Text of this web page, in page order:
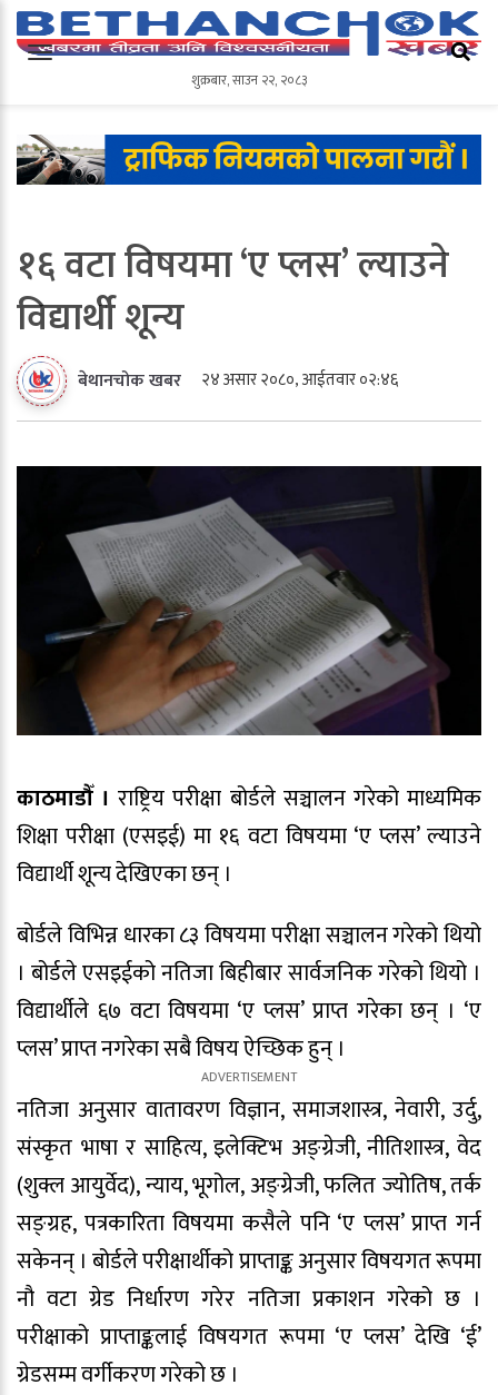
शुक्रबार,साउन २२,२०८३
शुक्रबार,साउन २२, २०८३
१६ वटा विषयमा ‘ए प्लस’ ल्याउने
विद्यार्थी शून्य
बेथानचोक खबर २४ असार २०८०, आईतवार ०२:४६
काठमाडौँ । राष्ट्रिय परीक्षा बोर्डले सञ्चालन गरेको माध्यमिक
शिक्षा परीक्षा (एसइई) मा १६ वटा विषयमा ‘ए प्लस’ ल्याउने
विद्यार्थी शून्य देखिएका छन् ।
बोर्डले विभिन्न धारका ८३ विषयमा परीक्षा सञ्चालन गरेको थियो
। बोर्डले एसइईको नतिजा बिहीबार सार्वजनिक गरेको थियो ।
विद्यार्थीले ६७ वटा विषयमा ‘ए प्लस’ प्राप्त गरेका छन् । ‘ए
प्लस’ प्राप्त नगरेका सबै विषय ऐच्छिक हुन् ।
नतिजा अनुसार वातावरण विज्ञान, समाजशास्त्र, नेवारी, उर्दु,
संस्कृत भाषा र साहित्य, इलेक्टिभ अङ्ग्रेजी, नीतिशास्त्र, वेद
(शुक्ल आयुर्वेद), न्याय, भूगोल, अङ्ग्रेजी, फलित ज्योतिष, तर्क
सङ्ग्रह, पत्रकारिता विषयमा कसैले पनि ‘ए प्लस’ प्राप्त गर्न
सकेनन् । बोर्डले परीक्षार्थीको प्राप्ताङ्क अनुसार विषयगत रूपमा
नौ वटा ग्रेड निर्धारण गरेर नतिजा प्रकाशन गरेको छ ।
परीक्षाको प्राप्ताङ्कलाई विषयगत रूपमा ‘ए प्लस’ देखि ‘ई’
ग्रेडसम्म वर्गीकरण गरेको छ ।